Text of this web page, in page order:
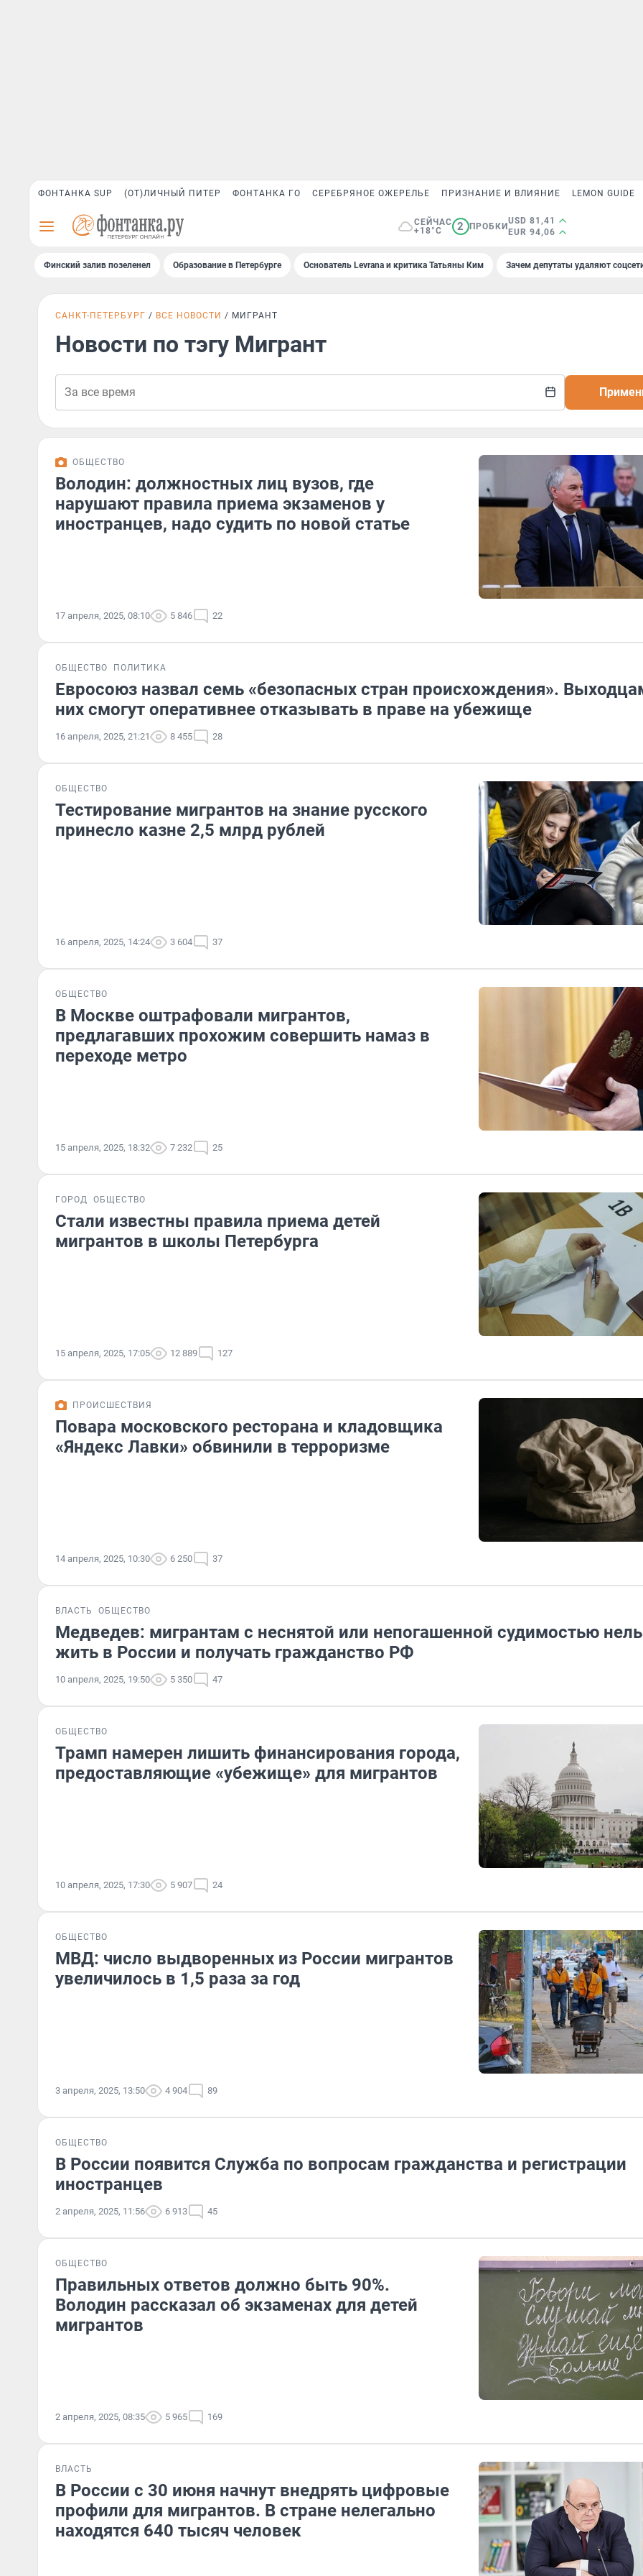
ФОНТАНКА SUP (ОТ)ЛИЧНЫЙ ПИТЕР ФОНТАНКА ГО СЕРЕБРЯНОЕ ОЖЕРЕЛЬЕ ПРИЗНАНИЕ И ВЛИЯНИЕ LEMON GUIDE
СЕЙЧАС
+18°C
2 ПРОБКИ
USD 81,41
EUR 94,06
Финский залив позеленел Образование в Петербурге Основатель Levrana и критика Татьяны Ким Зачем депутаты удаляют
САНКТ-ПЕТЕРБУРГ ВСЕ НОВОСТИ МИГРАНТ
Новости по тэгу Мигрант
ОБЩЕСТВО
Володин: должностных лиц вузов, где
нарушают правила приема экзаменов у
иностранцев, надо судить по новой статье
17 апреля, 2025, 08:10 5 846 22
ОБЩЕСТВО ПОЛИТИКА
Евросоюз назвал семь «безопасных стран происхождения».
них смогут оперативнее отказывать в праве на убежище
16 апреля, 2025, 21:21 8 455 28
ОБЩЕСТВО
Тестирование мигрантов на знание русского
принесло казне 2,5 млрд рублей
16 апреля, 2025, 14:24 3 604 37
ОБЩЕСТВО
В Москве оштрафовали мигрантов,
предлагавших прохожим совершить намаз в
переходе метро
15 апреля, 2025, 18:32 7 232 25
ГОРОД ОБЩЕСТВО
Стали известны правила приема детей
мигрантов в школы Петербурга
15 апреля, 2025, 17:05 12 889 127
ПРОИСШЕСТВИЯ
Повара московского ресторана и кладовщика
«Яндекс Лавки» обвинили в терроризме
14 апреля, 2025, 10:30 6 250 37
ВЛАСТЬ ОБЩЕСТВО
Медведев: мигрантам с неснятой или непогашенной судимостью
жить в России и получать гражданство РФ
10 апреля, 2025, 19:50 5 350 47
ОБЩЕСТВО
Трамп намерен лишить финансирования города,
предоставляющие «убежище» для мигрантов
10 апреля, 2025, 17:30 5 907 24
ОБЩЕСТВО
МВД: число выдворенных из России мигрантов
увеличилось в 1,5 раза за год
3 апреля, 2025, 13:50 4 904 89
ОБЩЕСТВО
В России появится Служба по вопросам гражданства и регистрации
иностранцев
2 апреля, 2025, 11:56 6 913 45
ОБЩЕСТВО
Правильных ответов должно быть 90%.
Володин рассказал об экзаменах для детей
мигрантов
2 апреля, 2025, 08:35 5 965 169
ВЛАСТЬ
В России с 30 июня начнут внедрять цифровые
профили для мигрантов. В стране нелегально
находятся 640 тысяч человек